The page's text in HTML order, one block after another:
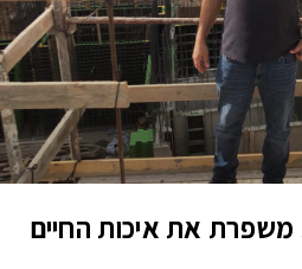
את איכות החיים